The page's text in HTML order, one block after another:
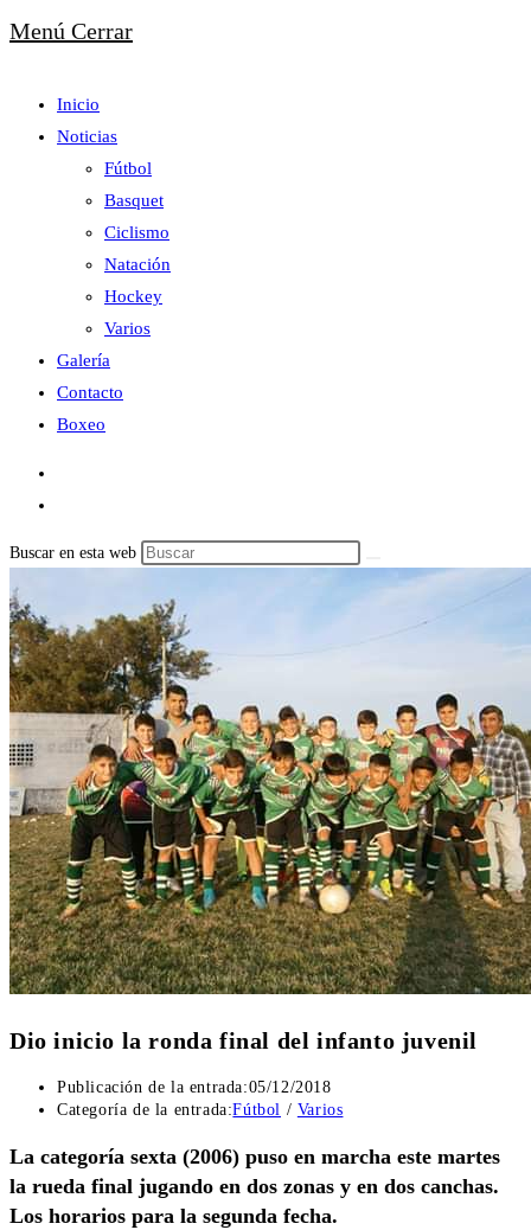
Menú Cerrar
Inicio
Noticias
Fútbol
Basquet
Ciclismo
Natación
Hockey
Varios
Galería
Contacto
Boxeo
Buscar en esta web
Dio inicio la ronda final del infanto juvenil
Publicación de la entrada:05/12/2018
Categoría de la entrada:Fútbol / Varios
La categoría sexta (2006) puso en marcha este martes
la rueda final jugando en dos zonas y en dos canchas.
Los horarios para la segunda fecha.